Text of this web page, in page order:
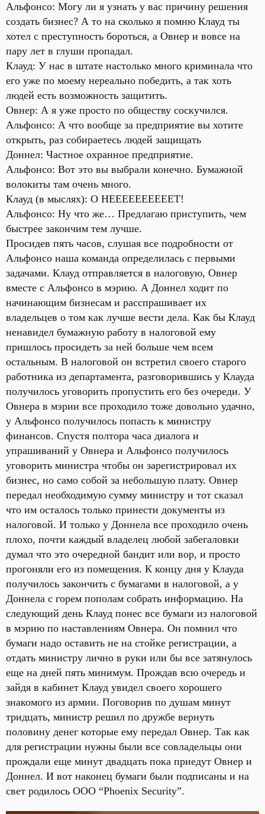
Альфонсо: Могу ли я узнать у вас причину решения
создать бизнес? А то на сколько я помню Клауд ты
хотел с преступность бороться, а Овнер и вовсе на
пару лет в глуши пропадал.
Клауд: У нас в штате настолько много криминала что
его уже по моему нереально победить, а так хоть
людей есть возможность защитить.
Овнер: А я уже просто по обществу соскучился.
Альфонсо: А что вообще за предприятие вы хотите
открыть, раз собираетесь людей защищать
Доннел: Частное охранное предприятие.
Альфонсо: Вот это вы выбрали конечно. Бумажной
волокиты там очень много.
Клауд (в мыслях): О НЕЕЕЕЕЕЕЕЕЕТ!
Альфонсо: Ну что же… Предлагаю приступить, чем
быстрее закончим тем лучше.
Просидев пять часов, слушая все подробности от
Альфонсо наша команда определилась с первыми
задачами. Клауд отправляется в налоговую, Овнер
вместе с Альфонсо в мэрию. А Доннел ходит по
начинающим бизнесам и расспрашивает их
владельцев о том как лучше вести дела. Как бы Клауд
ненавидел бумажную работу в налоговой ему
пришлось просидеть за ней больше чем всем
остальным. В налоговой он встретил своего старого
работника из департамента, разговорившись у Клауда
получилось уговорить пропустить его без очереди. У
Овнера в мэрии все проходило тоже довольно удачно,
у Альфонсо получилось попасть к министру
финансов. Спустя полтора часа диалога и
упрашиваний у Овнера и Альфонсо получилось
уговорить министра чтобы он зарегистрировал их
бизнес, но само собой за небольшую плату. Овнер
передал необходимую сумму министру и тот сказал
что им осталось только принести документы из
налоговой. И только у Доннела все проходило очень
плохо, почти каждый владелец любой забегаловки
думал что это очередной бандит или вор, и просто
прогоняли его из помещения. К концу дня у Клауда
получилось закончить с бумагами в налоговой, а у
Доннела с горем пополам собрать информацию. На
следующий день Клауд понес все бумаги из налоговой
в мэрию по наставлениям Овнера. Он помнил что
бумаги надо оставить не на стойке регистрации, а
отдать министру лично в руки или бы все затянулось
еще на дней пять минимум. Прождав всю очередь и
зайдя в кабинет Клауд увидел своего хорошего
знакомого из армии. Поговорив по душам минут
тридцать, министр решил по дружбе вернуть
половину денег которые ему передал Овнер. Так как
для регистрации нужны были все совладельцы они
прождали еще минут двадцать пока приедут Овнер и
Доннел. И вот наконец бумаги были подписаны и на
свет родилось ООО “Phoenix Security”.